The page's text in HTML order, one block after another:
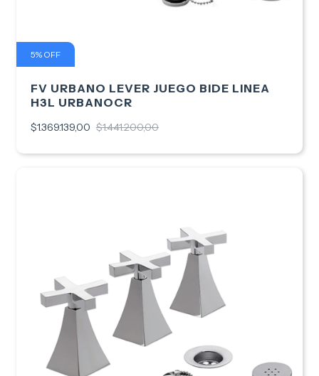
5% OFF
FV URBANO LEVER JUEGO BIDE LINEA
H3L URBANOCR
$1.369.139,00 $1.441.200,00